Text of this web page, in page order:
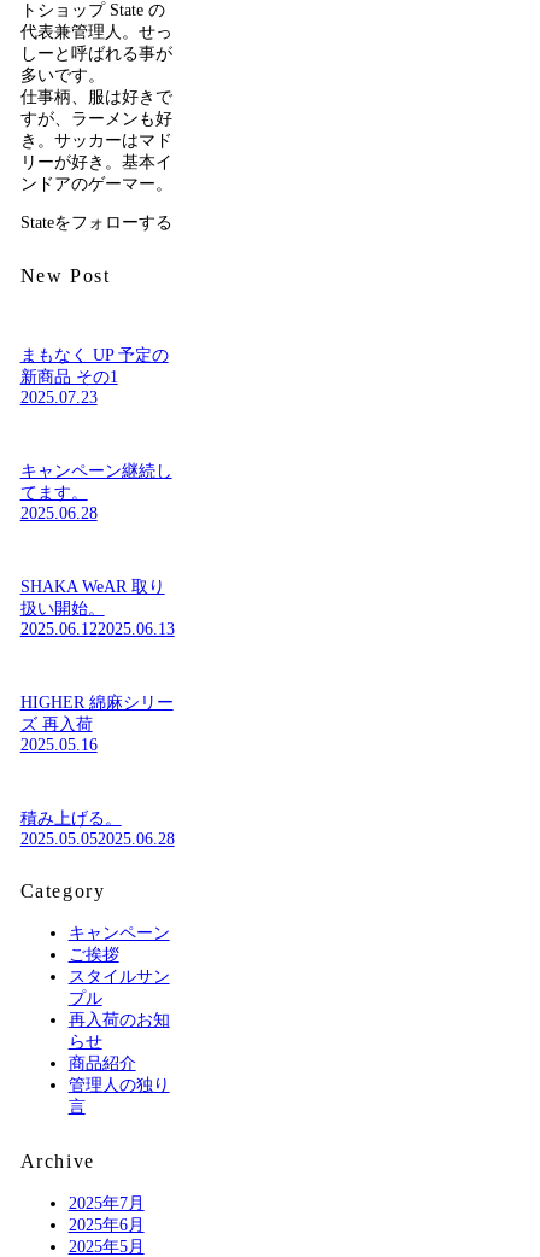
トショップ State の
代表兼管理人。せっ
しーと呼ばれる事が
多いです。
仕事柄、服は好きで
すが、ラーメンも好
き。サッカーはマド
リーが好き。基本イ
ンドアのゲーマー。
Stateをフォローする
New Post
まもなく UP 予定の
新商品 その1
2025.07.23
キャンペーン継続し
てます。
2025.06.28
SHAKA WeAR 取り
扱い開始。
2025.06.122025.06.13
HIGHER 綿麻シリー
ズ 再入荷
2025.05.16
積み上げる。
2025.05.052025.06.28
Category
キャンペーン
ご挨拶
スタイルサン
プル
再入荷のお知
らせ
商品紹介
管理人の独り
言
Archive
2025年7月
2025年6月
2025年5月